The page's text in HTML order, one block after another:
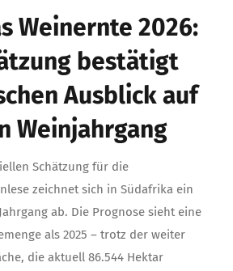
Weinernte 2026:
bestätigt
Ausblick auf
Weinjahrgang
Schätzung für die
zeichnet sich in Südafrika ein
ab. Die Prognose sieht eine
als 2025 – trotz der weiter
die aktuell 86.544 Hektar